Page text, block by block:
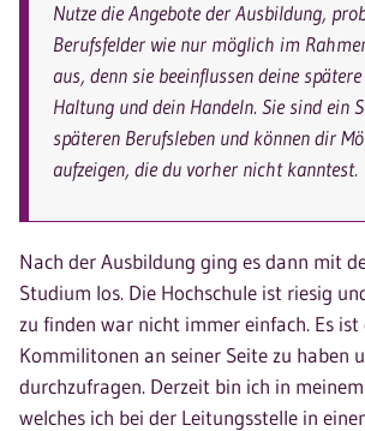
Nutze die Angebote der Ausbildung,
Berufsfelder wie nur möglich im
aus, denn sie beeinflussen deine
Haltung und dein Handeln. Sie sind ein
späteren Berufsleben und können dir
aufzeigen, die du vorher nicht kanntest.
Nach der Ausbildung ging es dann mit
Studium los. Die Hochschule ist riesig
zu finden war nicht immer einfach. Es ist
Kommilitonen an seiner Seite zu haben
durchzufragen. Derzeit bin ich in
welches ich bei der Leitungsstelle in